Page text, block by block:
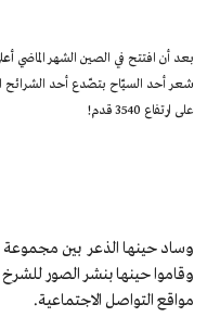
بعد أن افتتح في الصين الشهر الماضيأعلى
شعر أحد السيّاح بتصّدع أحد الشرائح
على ارتفاع 3540 قدم!
وساد حينها الذعر بين مجموعة من
وقاموا حينها بنشر الصور للشرخ
مواقع التواصل الاجتماعية.